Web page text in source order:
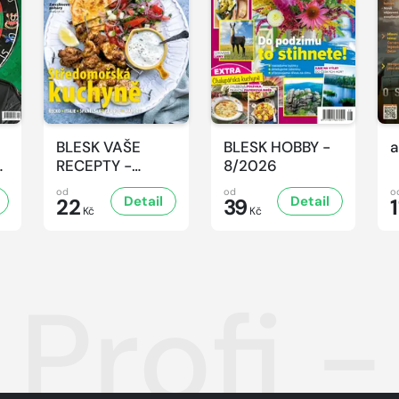
BLESK VAŠE
RECEPTY -
8/2026
od
22 Kč
Detail
BLESK HOBBY -
8/2026
od
39 Kč
Detail